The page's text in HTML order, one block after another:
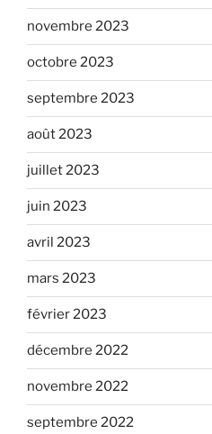
novembre 2023
octobre 2023
septembre 2023
août 2023
juillet 2023
juin 2023
avril 2023
mars 2023
février 2023
décembre 2022
novembre 2022
septembre 2022